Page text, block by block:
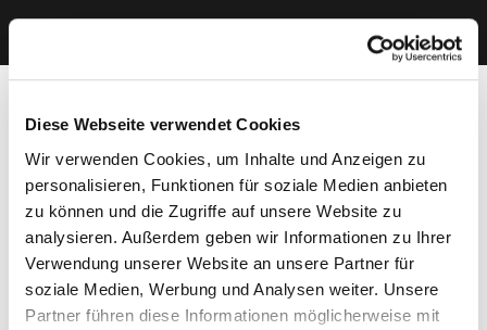
Diese Webseite verwendet Cookies
Wir verwenden Cookies, um Inhalte und Anzeigen zu
personalisieren, Funktionen für soziale Medien anbieten
zu können und die Zugriffe auf unsere Website zu
analysieren. Außerdem geben wir Informationen zu Ihrer
Verwendung unserer Website an unsere Partner für
soziale Medien, Werbung und Analysen weiter. Unsere
Partner führen diese Informationen möglicherweise mit